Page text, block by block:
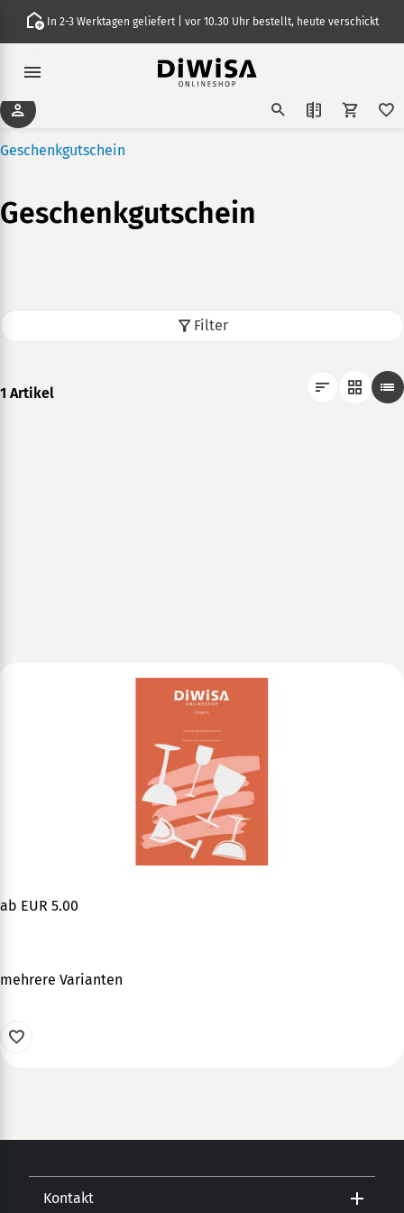
In 2-3 Werktagen geliefert | vor 10.30 Uhr bestellt, heute verschickt
Geschenkgutschein
Geschenkgutschein
Filter
1 Artikel
ab EUR 5.00
mehrere Varianten
Kontakt